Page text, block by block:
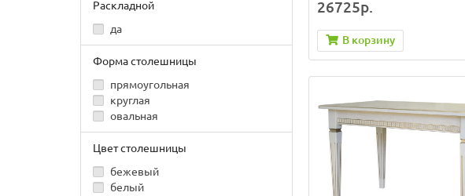
Раскладной
да
Форма столешницы
прямоугольная
круглая
овальная
Цвет столешницы
бежевый
белый
26725р.
В корзину